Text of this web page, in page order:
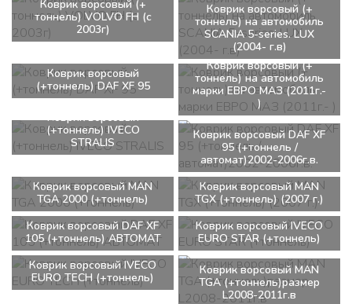
Коврик ворсовый (+
тоннель) VOLVO FH (c
2003г)
Коврик ворсовый (+
тоннель) на автомобиль
SCANIA 5-series. LUX
(2004- г.в)
Коврик ворсовый
(+тоннель) DAF XF 95
Коврик ворсовый (+
тоннель) на автомобиль
марки ЕВРО МАЗ (2011г.-
)
Коврик ворсовый
(+тоннель) IVECO
STRALIS
Коврик ворсовый DAF XF
95 (+тоннель /
автомат)2002-2006г.в.
Коврик ворсовый MAN
TGA 2000 (+тоннель)
Коврик ворсовый MAN
TGX (+тоннель) (2007 г.)
Коврик ворсовый DAF XF
105 (+тоннель) АВТОМАТ
Коврик ворсовый IVECO
EURO STAR (+тоннель)
Коврик ворсовый IVECO
EURO TECH (+тоннель)
Коврик ворсовый MAN
TGA (+тоннель)размер
L2008-2011г.в